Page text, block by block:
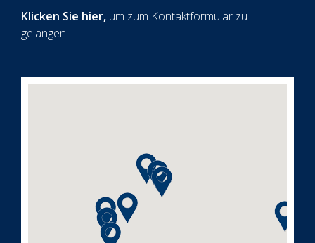
Klicken Sie hier, um zum Kontaktformular zu
gelangen.